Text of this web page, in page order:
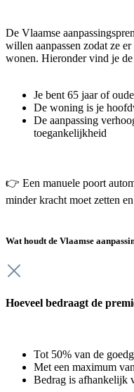
De Vlaamse
willen aanpassen zodat ze
wonen. Hieronder vind je
Je bent 65 jaar of
De woning is je
De aanpassing
toegankelijkheid
👉 Een manuele poort
minder kracht moet zetten
Wat houdt de Vlaamse
Hoeveel bedraagt de
Tot 50% van de
Met een maximum
Bedrag is afhankelijk